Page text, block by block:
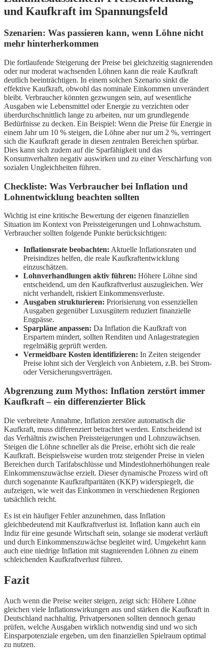
und Kaufkraft im Spannungsfeld
Szenarien: Was passieren kann, wenn Löhne nicht
mehr hinterherkommen
Die fortlaufende Steigerung der Preise bei gleichzeitig stagnierenden
oder nur moderat wachsenden Löhnen kann die reale Kaufkraft
deutlich beeinträchtigen. In einem solchen Szenario sinkt die
effektive Kaufkraft, obwohl das nominale Einkommen unverändert
bleibt. Verbraucher könnten gezwungen sein, auf wesentliche
Ausgaben wie Lebensmittel oder Energie zu verzichten oder
überdurchschnittlich lange zu arbeiten, nur um grundlegende
Bedürfnisse zu decken. Ein Beispiel: Wenn die Preise für Energie in
einem Jahr um 10 % steigen, die Löhne aber nur um 2 %, verringert
sich die Kaufkraft gerade in diesen zentralen Bereichen spürbar.
Dies kann sich zudem auf die Sparfähigkeit und das
Konsumverhalten negativ auswirken und zu einer Verschärfung von
sozialen Ungleichheiten führen.
Checkliste: Was Verbraucher bei Inflation und
Lohnentwicklung beachten sollten
Wichtig ist eine kritische Bewertung der eigenen finanziellen
Situation im Kontext von Preissteigerungen und Lohnwachstum.
Verbraucher sollten folgende Punkte berücksichtigen:
Inflationsrate beobachten: Aktuelle Inflationsraten und
Preisindizes helfen, die reale Kaufkraftentwicklung
einzuschätzen.
Lohnverhandlungen aktiv führen: Höhere Löhne sind
entscheidend, um den Kaufkraftverlust auszugleichen. Wer
nicht verhandelt, riskiert Einkommensverluste.
Ausgaben strukturieren: Priorisierung von essenziellen
Ausgaben gegenüber Luxusgütern reduziert finanzielle
Engpässe.
Sparpläne anpassen: Da Inflation die Kaufkraft von
Erspartem mindert, sollten Renditen und Anlagestrategien
regelmäßig geprüft werden.
Vermeidbare Kosten identifizieren: In Zeiten steigender
Preise lohnt sich der Vergleich von Anbietern, z.B. bei Strom-
oder Versicherungsverträgen.
Abgrenzung zum Mythos: Inflation zerstört immer
Kaufkraft – ein differenzierter Blick
Die verbreitete Annahme, Inflation zerstöre automatisch die
Kaufkraft, muss differenziert betrachtet werden. Entscheidend ist
das Verhältnis zwischen Preissteigerungen und Lohnzuwächsen.
Steigen die Löhne schneller als die Preise, erhöht sich die reale
Kaufkraft. Beispielsweise wurden trotz steigender Preise in vielen
Bereichen durch Tarifabschlüsse und Mindestlohnerhöhungen reale
Einkommenszuwächse erzielt. Dieser dynamische Prozess wird oft
durch sogenannte Kaufkraftparitäten (KKP) widerspiegelt, die
aufzeigen, wie weit das Einkommen in verschiedenen Regionen
tatsächlich reicht.
Es ist ein häufiger Fehler anzunehmen, dass Inflation
gleichbedeutend mit Kaufkraftverlust ist. Inflation kann auch ein
Indiz für eine gesunde Wirtschaft sein, solange sie moderat verläuft
und durch Einkommenszuwächse begleitet wird. Umgekehrt kann
auch eine niedrige Inflation mit stagnierenden Löhnen zu einem
schleichenden Kaufkraftverlust führen.
Fazit
Auch wenn die Preise weiter steigen, zeigt sich: Höhere Löhne
gleichen viele Inflationswirkungen aus und stärken die Kaufkraft in
Deutschland nachhaltig. Privatpersonen sollten dennoch genau
prüfen, welche Ausgaben wirklich notwendig sind und wo sich
Einsparpotenziale ergeben, um den finanziellen Spielraum optimal
zu nutzen.